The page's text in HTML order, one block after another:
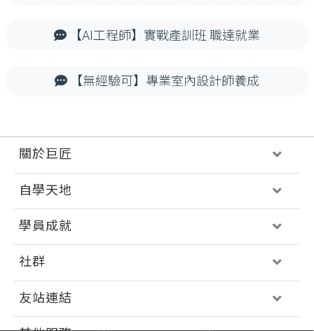
【AI工程師】實戰產訓班 職達就業
【無經驗可】專業室內設計師養成
關於巨匠
自學天地
學員成就
社群
友站連結